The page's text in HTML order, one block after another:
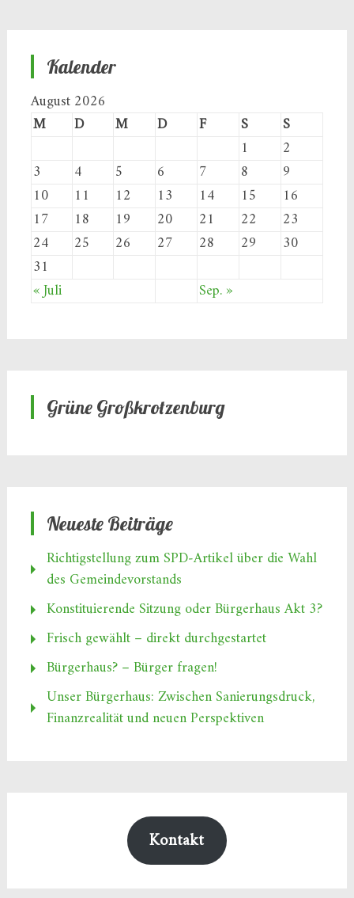
Kalender
August 2026
M
D M D F S
S
1
2
3
4 5 6 7 8
9
10
11 12 13 14 15
16
17
18 19 20 21 22
23
24
25 26 27 28 29
30
31
« Juli
Sep. »
Grüne Großkrotzenburg
Neueste Beiträge
Richtigstellung zum SPD‑Artikel über die Wahl
des Gemeindevorstands
Konstituierende Sitzung oder Bürgerhaus Akt 3?
Frisch gewählt – direkt durchgestartet
Bürgerhaus? – Bürger fragen!
Unser Bürgerhaus: Zwischen Sanierungsdruck,
Finanzrealität und neuen Perspektiven
Kontakt